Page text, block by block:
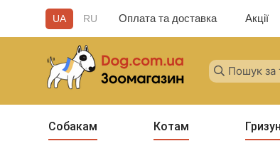
UA RU Оплата та доставка Акції
Собакам Котам